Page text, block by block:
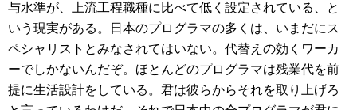
与水準が、上流工程職種に比べて低く設定されている、と
いう現実がある。日本のプログラマの多くは、いまだにス
ペシャリストとみなされてはいない。代替えの効くワーカ
ーでしかないんだぞ。ほとんどのプログラマは残業代を前
提に生活設計をしている。君は彼らからそれを取り上げろ